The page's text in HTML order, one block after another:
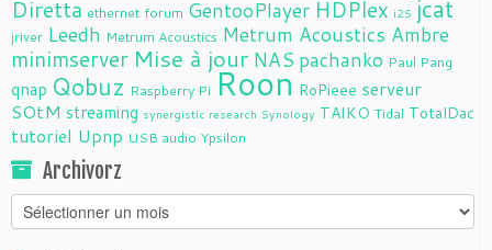
Diretta ethernet forum GentooPlayer HDPlex i2S jcat
jriver Leedh Metrum Acoustics Metrum Acoustics Ambre
minimserver Mise à jour NAS pachanko Paul Pang
qnap Qobuz Raspberry Pi Roon RoPieee serveur
SOtM streaming synergistic research Synology TAIKO Tidal TotalDac
tutoriel Upnp USB audio Ypsilon
Archivorz
Archivorz